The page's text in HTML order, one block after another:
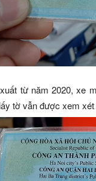
từ năm 2020, xe
tờ vẫn được xem